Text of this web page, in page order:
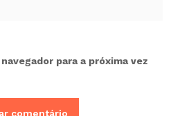
para a próxima vez